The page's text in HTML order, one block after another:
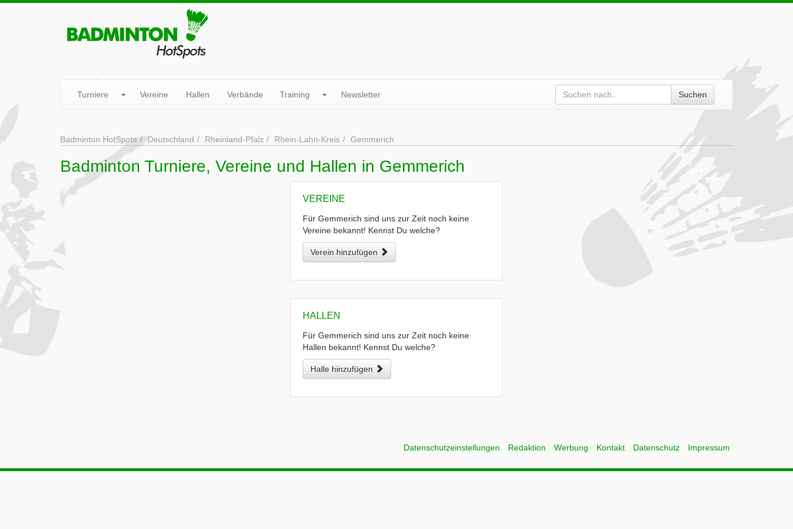
Turniere Vereine Hallen Verbände Training Newsletter Suchen
Badminton HotSpots Deutschland Rheinland-Pfalz Rhein-Lahn-Kreis Gemmerich
Badminton Turniere, Vereine und Hallen in Gemmerich
VEREINE
Für Gemmerich sind uns zur Zeit noch keine
Vereine bekannt! Kennst Du welche?
Verein hinzufügen
HALLEN
Für Gemmerich sind uns zur Zeit noch keine
Hallen bekannt! Kennst Du welche?
Halle hinzufügen
Datenschutzeinstellungen Redaktion Werbung Kontakt Datenschutz Impressum